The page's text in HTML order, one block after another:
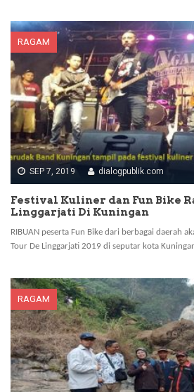
RAGAM
SEP 7, 2019 dialogpublik.com
Festival Kuliner dan Fun Bike
Linggarjati Di Kuningan
RIBUAN peserta Fun Bike dari berbagai daerah
Tour De Linggarjati 2019 di seputar kota
RAGAM